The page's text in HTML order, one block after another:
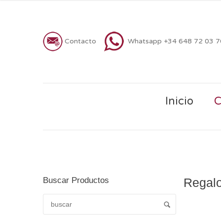
Contacto Whatsapp +34 648 72 03
Inicio
Buscar Productos